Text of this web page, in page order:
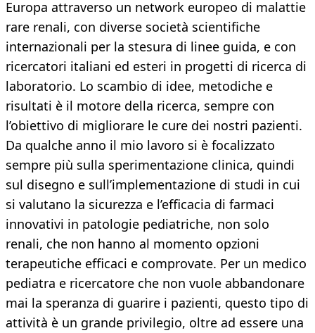
Europa attraverso un network europeo di malattie
rare renali, con diverse società scientifiche
internazionali per la stesura di linee guida, e con
ricercatori italiani ed esteri in progetti di ricerca di
laboratorio. Lo scambio di idee, metodiche e
risultati è il motore della ricerca, sempre con
l’obiettivo di migliorare le cure dei nostri pazienti.
Da qualche anno il mio lavoro si è focalizzato
sempre più sulla sperimentazione clinica, quindi
sul disegno e sull’implementazione di studi in cui
si valutano la sicurezza e l’efficacia di farmaci
innovativi in patologie pediatriche, non solo
renali, che non hanno al momento opzioni
terapeutiche efficaci e comprovate. Per un medico
pediatra e ricercatore che non vuole abbandonare
mai la speranza di guarire i pazienti, questo tipo di
attività è un grande privilegio, oltre ad essere una